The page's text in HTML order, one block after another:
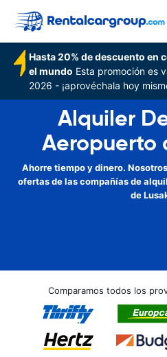
Hasta 20% de descuento en
el mundo Esta promoción es
2026 - ¡aprovéchala hoy
Alquiler
Aeropuerto
Ahorre tiempo y dinero.
ofertas de las compañías de
de
Comparamos todos los